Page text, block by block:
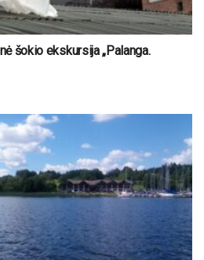
šokio ekskursija „Palanga.